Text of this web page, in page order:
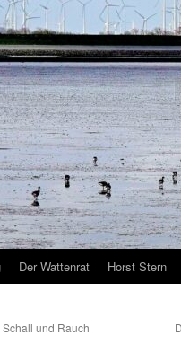
Der Wattenrat Horst Stern
und Rauch